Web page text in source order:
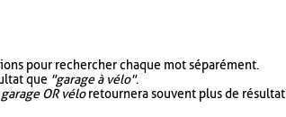
pour rechercher chaque mot séparément.
que "garage à vélo".
garage OR véloretournera souvent plus de résultat